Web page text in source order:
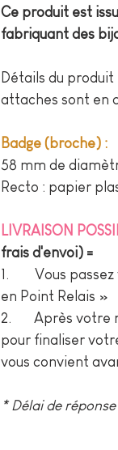
Ce produit est
fabriquant des
Détails du
attaches sont en
Badge (broche) :
58 mm de
Recto : papier
LIVRAISON
frais d'envoi) =
1. Vous passez
en Point Relais »
2. Après votre
pour finaliser
vous convient
* Délai de